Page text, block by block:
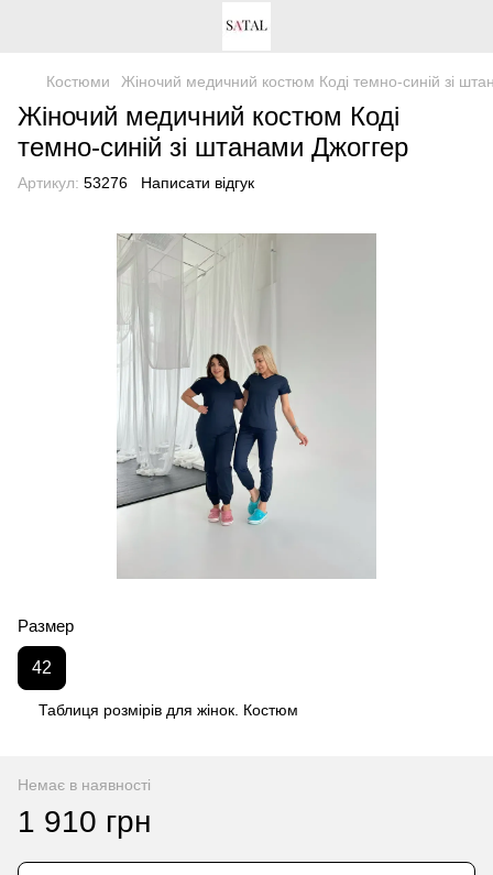
Костюми Жіночий медичний костюм Коді темно-синій зі
Жіночий медичний костюм Коді
темно-синій зі штанами Джоггер
Артикул: 53276 Написати відгук
Размер
42
Таблиця розмірів для жінок. Костюм
Немає в наявності
1 910 грн